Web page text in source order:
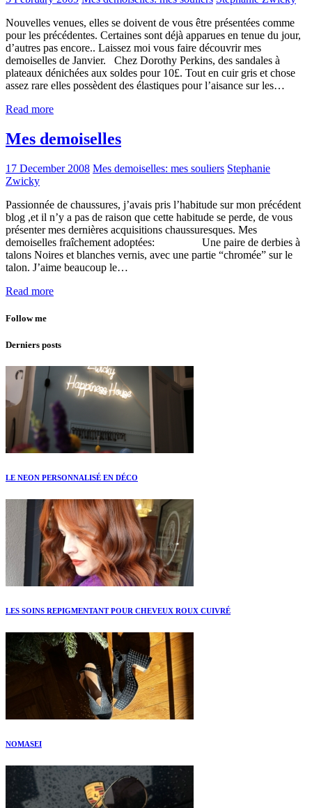
Nouvelles venues, elles se doivent de vous être présentées comme
pour les précédentes. Certaines sont déjà apparues en tenue du jour,
d’autres pas encore.. Laissez moi vous faire découvrir mes
demoiselles de Janvier. Chez Dorothy Perkins, des sandales à
plateaux dénichées aux soldes pour 10£. Tout en cuir gris et chose
assez rare elles possèdent des élastiques pour l’aisance sur les…
Read more
Mes demoiselles
17 December 2008 Mes demoiselles: mes souliers Stephanie
Zwicky
Passionnée de chaussures, j’avais pris l’habitude sur mon précédent
blog ,et il n’y a pas de raison que cette habitude se perde, de vous
présenter mes dernières acquisitions chaussuresques. Mes
demoiselles fraîchement adoptées: Une paire de derbies à
talons Noires et blanches vernis, avec une partie “chromée” sur le
talon. J’aime beaucoup le…
Read more
Follow me
Derniers posts
LE NEON PERSONNALISÉ EN DÉCO
LES SOINS REPIGMENTANT POUR CHEVEUX ROUX CUIVRÉ
NOMASEI